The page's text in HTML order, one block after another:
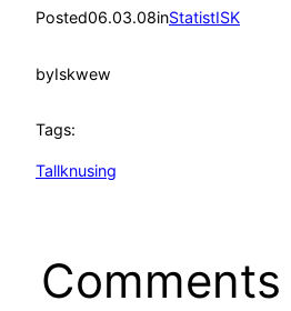
Posted06.03.08inStatistISK
byIskwew
Tags:
Tallknusing
Comments